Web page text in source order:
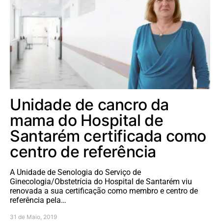
Unidade de cancro da
mama do Hospital de
Santarém certificada como
centro de referência
A Unidade de Senologia do Serviço de
Ginecologia/Obstetrícia do Hospital de Santarém viu
renovada a sua certificação como membro e centro de
referência pela…
31 de Maio, 2019